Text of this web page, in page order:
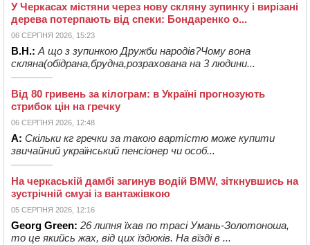
У Черкасах містяни через нову скляну зупинку і вирізані
дерева потерпають від спеки: Бондаренко о...
06 СЕРПНЯ 2026, 15:23
В.Н.: А що з зупинкою Дружби народів?Чому вона
скляна(обідрана,брудна,розрахована на 3 людини...
Від 80 гривень за кілограм: в Україні прогнозують
стрибок цін на гречку
06 СЕРПНЯ 2026, 12:48
А: Скільки кг гречки за такою вартістю може купити
звичайний український пенсіонер чи особ...
На черкаській дамбі загинув водій BMW, зіткнувшись на
зустрічній смузі із вантажівкою
05 СЕРПНЯ 2026, 12:16
Georg Green: 26 липня їхав по трасі Умань-Золотоноша,
то це якийсь жах, від цих їздюків. На вїзді в ...